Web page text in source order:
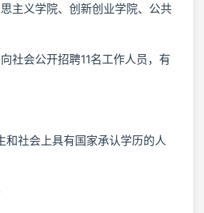
主义学院、创新创业学院、公共
社会公开招聘11名工作人员，有
社会上具有国家承认学历的人